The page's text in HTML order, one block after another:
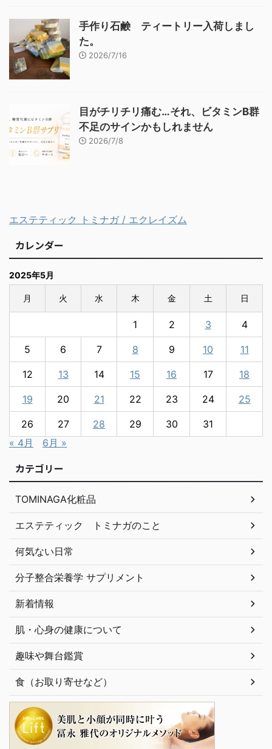
手作り石鹸 ティートリー入荷しまし
た。
2026/7/16
目がチリチリ痛む…それ、ビタミンB群
不足のサインかもしれません
2026/7/8
エステティック トミナガ / エクレイズム
カレンダー
2025年5月
月 火 水 木 金 土 日
1 2 3 4
5 6 7 8 9 10 11
12 13 14 15 16 17 18
19 20 21 22 23 24 25
26 27 28 29 30
31
« 4月
6月 »
カテゴリー
TOMINAGA化粧品
エステティック トミナガのこと
何気ない日常
分子整合栄養学 サプリメント
新着情報
肌・心身の健康について
趣味や舞台鑑賞
食（お取り寄せなど）